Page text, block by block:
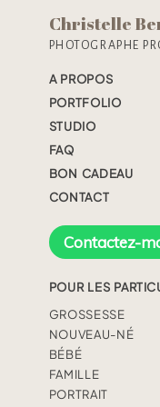
Christelle
PHOTOGRAPHE
A PROPOS
PORTFOLIO
STUDIO
FAQ
BON CADEAU
CONTACT
Contactez-
POUR LES
GROSSESSE
NOUVEAU-NÉ
BÉBÉ
FAMILLE
PORTRAIT